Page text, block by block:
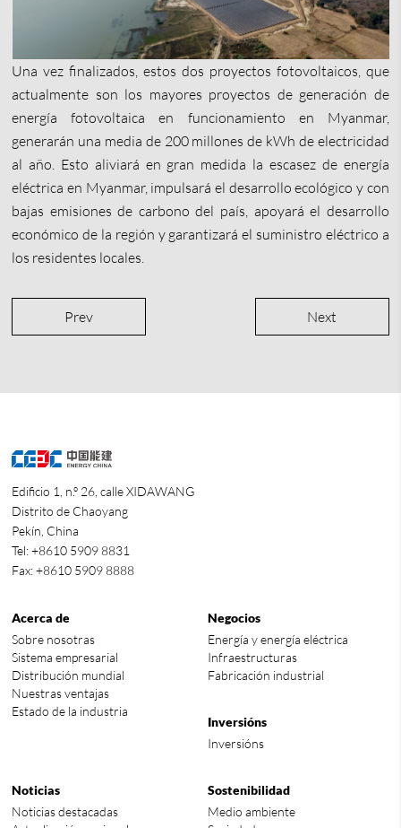
Una vez finalizados, estos dos proyectos fotovoltaicos, que
actualmente son los mayores proyectos de generación de
energía fotovoltaica en funcionamiento en Myanmar,
generarán una media de 200 millones de kWh de electricidad
al año. Esto aliviará en gran medida la escasez de energía
eléctrica en Myanmar, impulsará el desarrollo ecológico y con
bajas emisiones de carbono del país, apoyará el desarrollo
económico de la región y garantizará el suministro eléctrico a
los residentes locales.
Prev Next
Edificio 1, n.º 26, calle XIDAWANG
Distrito de Chaoyang
Pekín, China
Tel: +8610 5909 8831
Fax: +8610 5909 8888
Acerca de
Sobre nosotras
Sistema empresarial
Distribución mundial
Nuestras ventajas
Estado de la industria
Negocios
Energía y energía eléctrica
Infraestructuras
Fabricación industrial
Inversións
Inversións
Noticias
Noticias destacadas
Sostenibilidad
Medio ambiente